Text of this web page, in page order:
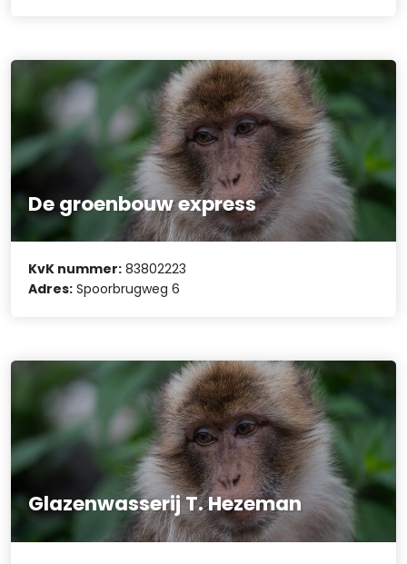
De groenbouw express
KvK nummer: 83802223
Adres: Spoorbrugweg 6
Glazenwasserij T. Hezeman